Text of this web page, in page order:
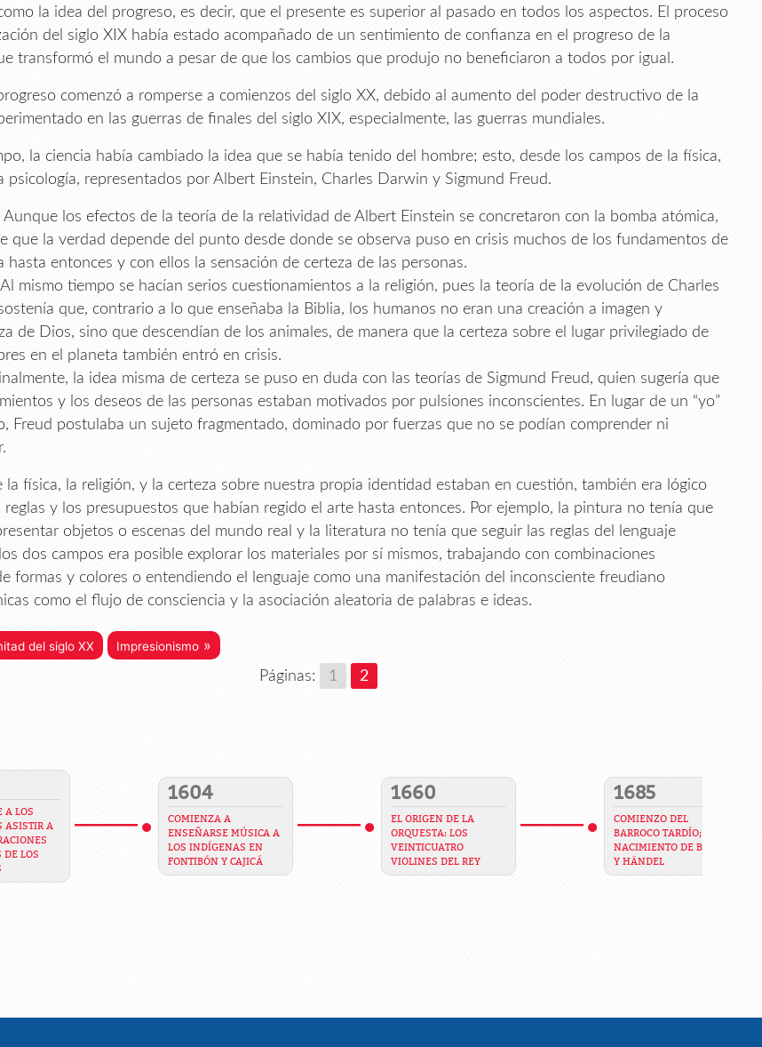
la idea del progreso, es decir, que el presente es superior al pasado en todos los aspectos. El proceso
del siglo XIX había estado acompañado de un sentimiento de confianza en el progreso de la
transformó el mundo a pesar de que los cambios que produjo no beneficiaron a todos por igual.
comenzó a romperse a comienzos del siglo XX, debido al aumento del poder destructivo de la
en las guerras de finales del siglo XIX, especialmente, las guerras mundiales.
la ciencia había cambiado la idea que se había tenido del hombre; esto, desde los campos de la física,
psicología, representados por Albert Einstein, Charles Darwin y Sigmund Freud.
Aunque los efectos de la teoría de la relatividad de Albert Einstein se concretaron con la bomba atómica,
que la verdad depende del punto desde donde se observa puso en crisis muchos de los fundamentos de
hasta entonces y con ellos la sensación de certeza de las personas.
Al mismo tiempo se hacían serios cuestionamientos a la religión, pues la teoría de la evolución de Charles
que, contrario a lo que enseñaba la Biblia, los humanos no eran una creación a imagen y
de Dios, sino que descendían de los animales, de manera que la certeza sobre el lugar privilegiado de
en el planeta también entró en crisis.
la idea misma de certeza se puso en duda con las teorías de Sigmund Freud, quien sugería que
y los deseos de las personas estaban motivados por pulsiones inconscientes. En lugar de un “yo”
Freud postulaba un sujeto fragmentado, dominado por fuerzas que no se podían comprender ni
la física, la religión, y la certeza sobre nuestra propia identidad estaban en cuestión, también era lógico
reglas y los presupuestos que habían regido el arte hasta entonces. Por ejemplo, la pintura no tenía que
objetos o escenas del mundo real y la literatura no tenía que seguir las reglas del lenguaje
dos campos era posible explorar los materiales por sí mismos, trabajando con combinaciones
formas y colores o entendiendo el lenguaje como una manifestación del inconsciente freudiano
como el flujo de consciencia y la asociación aleatoria de palabras e ideas.
del siglo XX Impresionismo »
Páginas: 1 2
A LOS
ASISTIR A
DE LOS
1604
COMIENZA A
ENSEÑARSE MÚSICA A
LOS INDÍGENAS EN
FONTIBÓN Y CAJICÁ
1660
EL ORIGEN DE LA
ORQUESTA: LOS
VEINTICUATRO
VIOLINES DEL REY
1685
COMIENZO DEL
BARROCO TARDÍO;
NACIMIENTO DE BACH
Y HÄNDEL